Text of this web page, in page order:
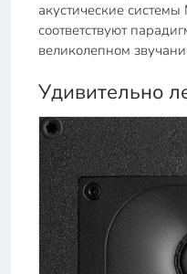
акустические
соответствуют
великолепном
Удивительно